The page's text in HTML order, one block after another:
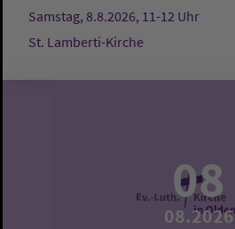
Samstag, 8.8.2026, 11-12 Uhr
St. Lamberti-Kirche
08
08.2026